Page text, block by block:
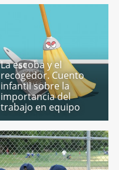
La escoba y el
recogedor. Cuento
infantil sobre la
importancia del
trabajo en equipo